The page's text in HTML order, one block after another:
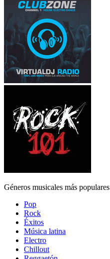
Géneros musicales más populares
Pop
Rock
Éxitos
Música latina
Electro
Chillout